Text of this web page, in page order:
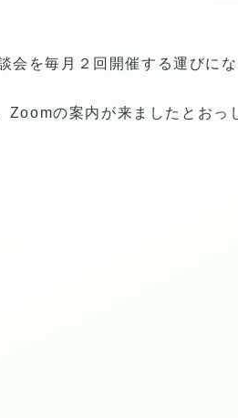
を毎月２回開催する運びにな
の案内が来ましたとおっ